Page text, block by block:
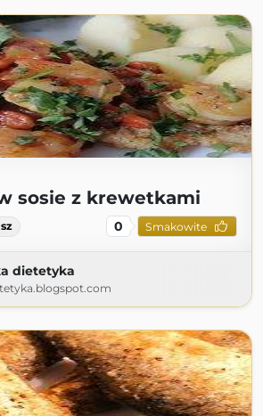
sosie z krewetkami
0 Smakowite
dietetyka